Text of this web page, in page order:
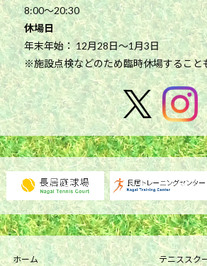
8:00～20:30
休場日
年末年始： 12月28日～1月3日
※施設点検などのため臨時休場すること
ホーム
テニススク